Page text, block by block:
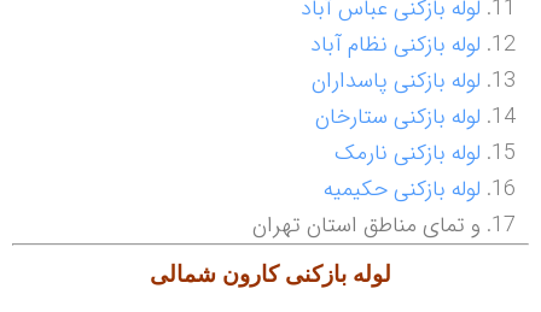
لوله بازکنی عباس آباد
لوله بازکنی نظام آباد
لوله بازکنی پاسداران
لوله بازکنی ستارخان
لوله بازکنی نارمک
لوله بازکنی حکیمیه
و تمای مناطق استان تهران
لوله بازکنی کارون شمالی